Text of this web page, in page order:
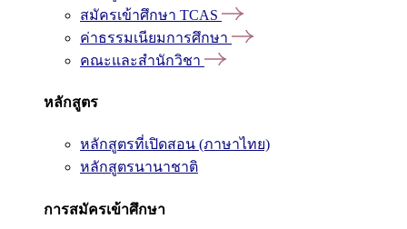
สมัครเข้าศึกษา TCAS
ค่าธรรมเนียมการศึกษา
คณะและสำนักวิชา
หลักสูตร
หลักสูตรที่เปิดสอน (ภาษาไทย)
หลักสูตรนานาชาติ
การสมัครเข้าศึกษา